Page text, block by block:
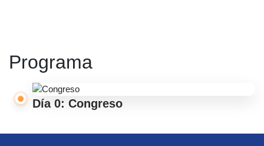
Programa
Día 0: Congreso